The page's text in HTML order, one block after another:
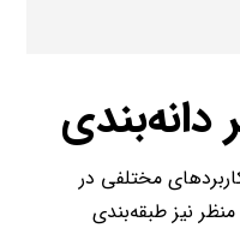
دانه‌بندی
مختلفی در
نیز طبقه‌بندی